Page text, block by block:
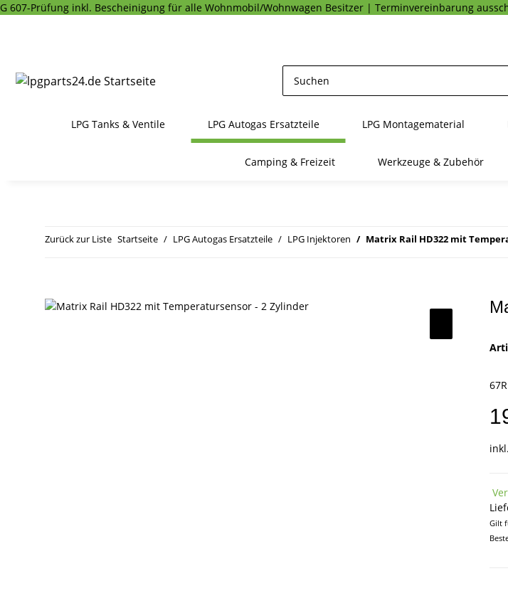
G 607-Prüfung inkl. Bescheinigung für alle Wohnmobil/Wohnwagen Besitzer | Terminvereinbarung
LPG Tanks & Ventile LPG Autogas Ersatzteile LPG Montagematerial
Camping & Freizeit Werkzeuge & Zubehör
Zurück zur Liste Startseite LPG Autogas Ersatzteile LPG Injektoren Matrix Rail HD322 mit
Gilt